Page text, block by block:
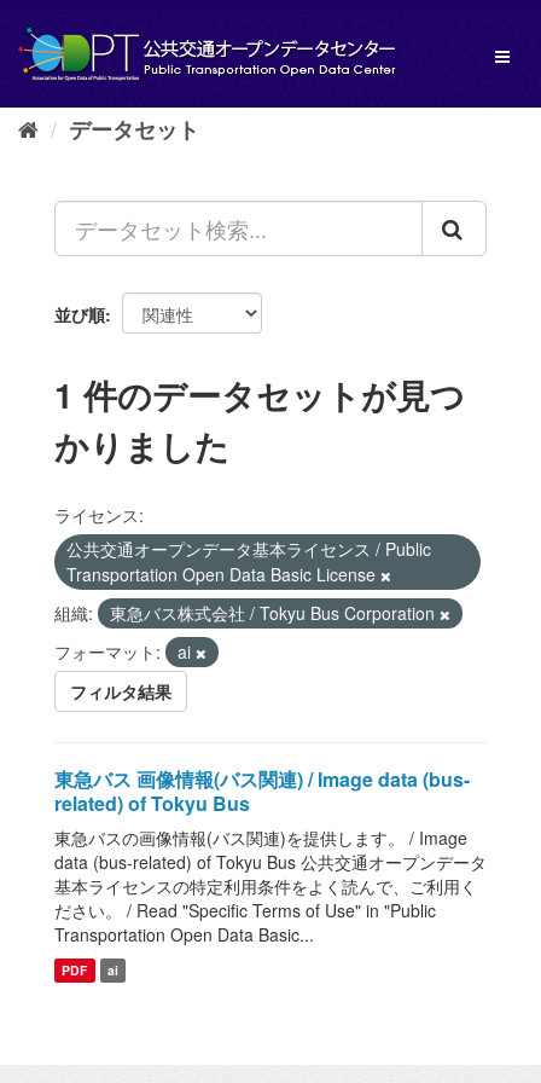
し
データセット
並び順
1 件のデータセットが見つ
かりました
ライセンス:
公共交通オープンデータ基本ライセンス / Public
Transportation Open Data Basic License
組織:
東急バス株式会社 / Tokyu Bus Corporation
フォーマット:
ai
フィルタ結果
東急バス 画像情報(バス関連) / Image data (bus-
related) of Tokyu Bus
東急バスの画像情報(バス関連)を提供します。 / Image
data (bus-related) of Tokyu Bus 公共交通オープンデータ
基本ライセンスの特定利用条件をよく読んで、ご利用く
ださい。 / Read "Specific Terms of Use" in "Public
Transportation Open Data Basic...
PDF ai